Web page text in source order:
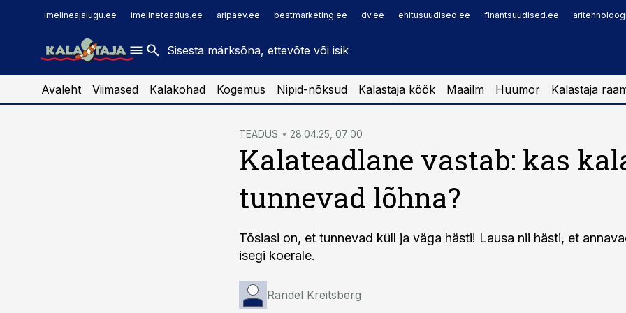
imelineajalugu.ee imelineteadus.ee aripaev.ee bestmarketing.ee dv.ee ehitusuudised.ee finantsuudised.ee
imelineteadus.ee
kaubandus.ee
toostusuudised.ee
Avaleht Viimased Kalakohad Kogemus Nipid-nõksud Kalastaja köök Maailm Huumor Kalastaja
TEADUS 28.04.25, 07:00
Kalateadlane vastab: kas
tunnevad lõhna?
Tõsiasi on, et tunnevad küll ja väga hästi! Lausa nii hästi, et
isegi koerale.
Randel Kreitsberg